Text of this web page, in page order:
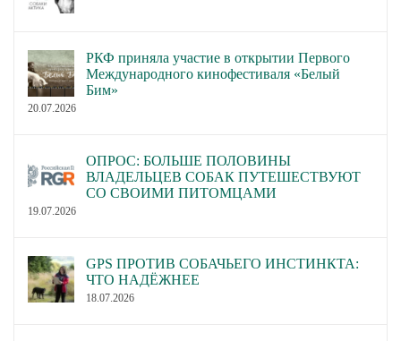
РКФ приняла участие в открытии Первого
Международного кинофестиваля «Белый
Бим»
20.07.2026
ОПРОС: БОЛЬШЕ ПОЛОВИНЫ
ВЛАДЕЛЬЦЕВ СОБАК ПУТЕШЕСТВУЮТ
СО СВОИМИ ПИТОМЦАМИ
19.07.2026
GPS ПРОТИВ СОБАЧЬЕГО ИНСТИНКТА:
ЧТО НАДЁЖНЕЕ
18.07.2026